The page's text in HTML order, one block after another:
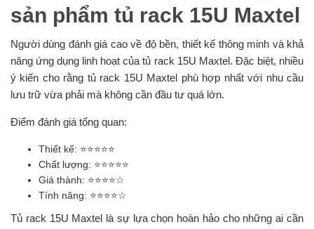
sản phẩm tủ rack 15U Maxtel
Người dùng đánh giá cao về độ bền, thiết kế thông minh và khả
năng ứng dụng linh hoạt của tủ rack 15U Maxtel. Đặc biệt, nhiều
ý kiến cho rằng tủ rack 15U Maxtel phù hợp nhất với nhu cầu
lưu trữ vừa phải mà không cần đầu tư quá lớn.
Điểm đánh giá tổng quan:
Thiết kế: ⭐⭐⭐⭐⭐
Chất lượng: ⭐⭐⭐⭐⭐
Giá thành: ⭐⭐⭐⭐☆
Tính năng: ⭐⭐⭐⭐☆
Tủ rack 15U Maxtel là sự lựa chọn hoàn hảo cho những ai cần